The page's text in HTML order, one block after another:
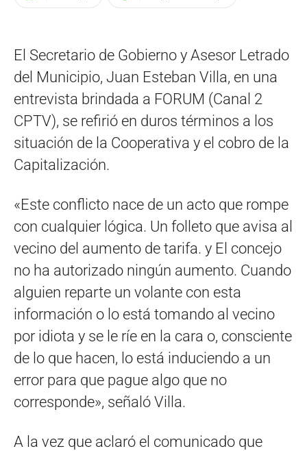
El Secretario de Gobierno y Asesor Letrado
del Municipio, Juan Esteban Villa, en una
entrevista brindada a FORUM (Canal 2
CPTV), se refirió en duros términos a los
situación de la Cooperativa y el cobro de la
Capitalización.
«Este conflicto nace de un acto que rompe
con cualquier lógica. Un folleto que avisa al
vecino del aumento de tarifa. y El concejo
no ha autorizado ningún aumento. Cuando
alguien reparte un volante con esta
información o lo está tomando al vecino
por idiota y se le ríe en la cara o, consciente
de lo que hacen, lo está induciendo a un
error para que pague algo que no
corresponde», señaló Villa.
A la vez que aclaró el comunicado que